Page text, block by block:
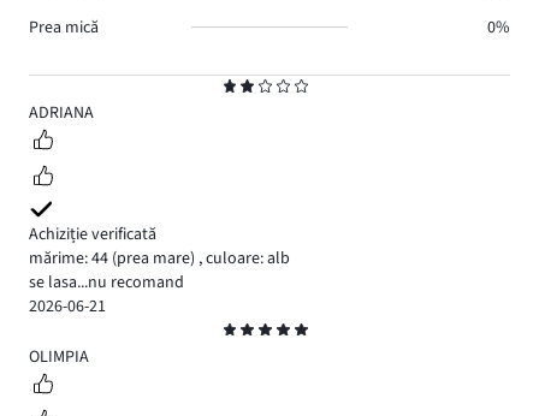
2
ADRIANA
Achiziție verificată
mărime: 44 (prea mare) ,culoare: alb
se lasa...nu recomand
2026-06-21
5
OLIMPIA
Prea mică
0%